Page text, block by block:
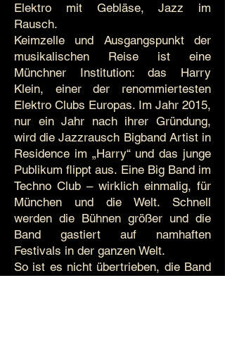
Elektro mit Gebläse, Jazz im
Rausch.
Keimzelle und Ausgangspunkt der
musikalischen Reise ist eine
Münchner Institution: das Harry
Klein, einer der renommiertesten
Elektro Clubs Europas. Im Jahr 2015,
nur ein Jahr nach ihrer Gründung,
wird die Jazzrausch Bigband Artist in
Residence im „Harry“ und das junge
Publikum flippt aus. Eine Big Band im
Techno Club – wirklich einmalig, für
München und die Welt. Schnell
werden die Bühnen größer und die
Band gastiert auf namhaften
Festivals in der ganzen Welt.
So ist es nicht übertrieben, die Band